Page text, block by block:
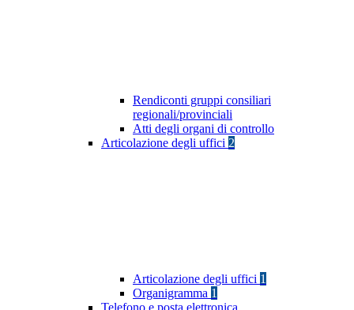
Rendiconti gruppi consiliari
regionali/provinciali
Atti degli organi di controllo
Articolazione degli uffici 2
Articolazione degli uffici 1
Organigramma 1